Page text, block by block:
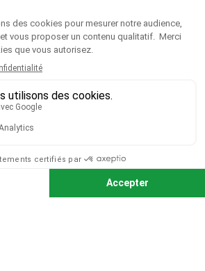

légales
catalogue
bon de commande